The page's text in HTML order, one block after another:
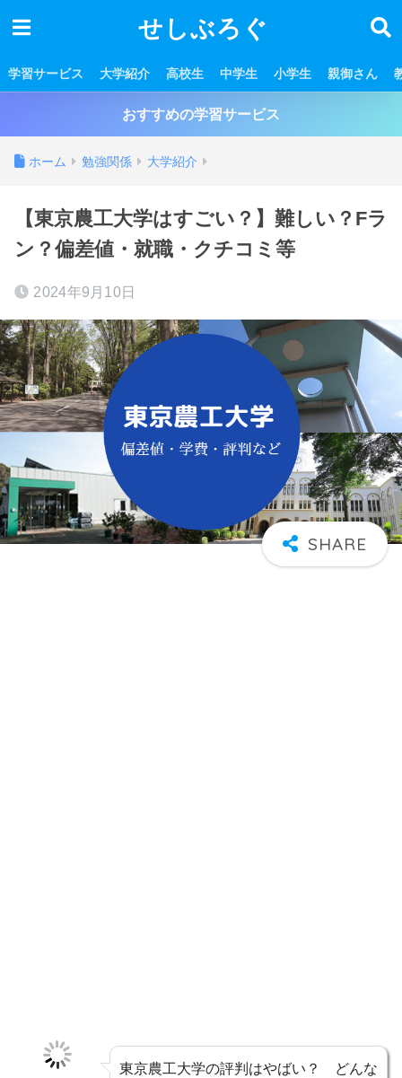
せしぶろぐ
学習サービス 大学紹介 高校生 中学生 小学生 親御さん
おすすめの学習サービス
ホーム 勉強関係 大学紹介
【東京農工大学はすごい？】難しい？Fラ
ン？偏差値・就職・クチコミ等
2024年9月10日
東京農工大学の評判はやばい？ どんな